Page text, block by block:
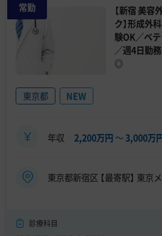
常勤
【新宿 美容
ク】形成外
験OK／ベ
／週4日勤
◎
東京都 NEW
年収 2,200万円 〜3,000万
東京都新宿区 【最寄駅】 東京
診療科目